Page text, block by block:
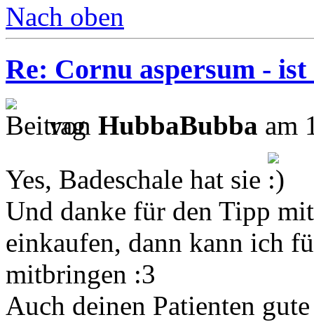
Nach oben
Re: Cornu aspersum -
von HubbaBubba am
Yes, Badeschale hat sie
Und danke für den Tipp
einkaufen, dann kann ich
mitbringen :3
Auch deinen Patienten